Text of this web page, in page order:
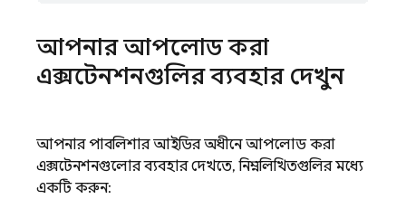
আপনার আপলোড করা
এক্সটেনশনগুলির ব্যবহার দেখুন
আপনার পাবলিশার আইডির অধীনে আপলোড করা
এক্সটেনশনগুলোর ব্যবহার দেখতে, নিম্নলিখিতগুলির মধ্যে
একটি করুন: